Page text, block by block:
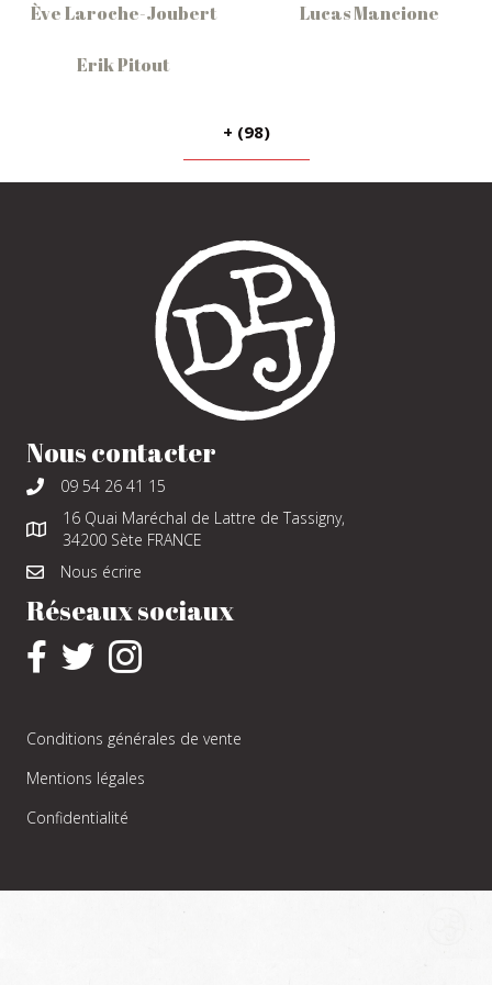
Ève Laroche-Joubert Lucas Mancione
Erik Pitout
+ (98)
Nous contacter
09 54 26 41 15
16 Quai Maréchal de Lattre de Tassigny,
34200 Sète FRANCE
Nous écrire
Réseaux sociaux
Conditions générales de vente
Mentions légales
Confidentialité